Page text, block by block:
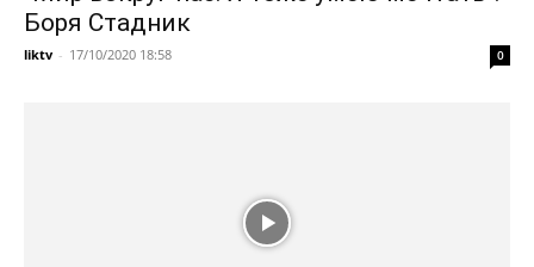
Боря Стадник
liktv - 17/10/2020 18:58 0